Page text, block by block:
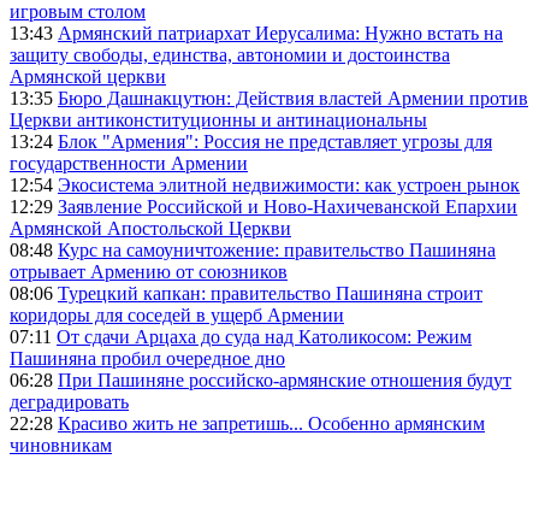
игровым столом
13:43 Армянский патриархат Иерусалима: Нужно встать на
защиту свободы, единства, автономии и достоинства
Армянской церкви
13:35 Бюро Дашнакцутюн: Действия властей Армении против
Церкви антиконституционны и антинациональны
13:24 Блок "Армения": Россия не представляет угрозы для
государственности Армении
12:54 Экосистема элитной недвижимости: как устроен рынок
12:29 Заявление Российской и Ново-Нахичеванской Епархии
Армянской Апостольской Церкви
08:48 Курс на самоуничтожение: правительство Пашиняна
отрывает Армению от союзников
08:06 Турецкий капкан: правительство Пашиняна строит
коридоры для соседей в ущерб Армении
07:11 От сдачи Арцаха до суда над Католикосом: Режим
Пашиняна пробил очередное дно
06:28 При Пашиняне российско-армянские отношения будут
деградировать
22:28 Красиво жить не запретишь... Особенно армянским
чиновникам